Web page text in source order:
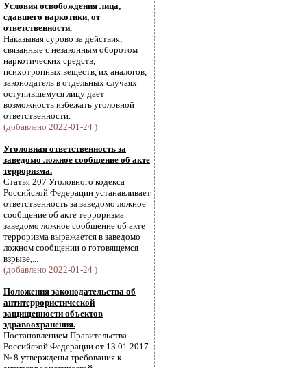
Условия освобождения лица,
сдавшего наркотики, от
ответственности.
Наказывая сурово за действия,
связанные с незаконным оборотом
наркотических средств,
психотропных веществ, их аналогов,
законодатель в отдельных случаях
оступившемуся лицу дает
возможность избежать уголовной
ответственности.
(добавлено 2022-01-24 )
Уголовная ответственность за
заведомо ложное сообщение об акте
терроризма.
Статья 207 Уголовного кодекса
Российской Федерации устанавливает
ответственность за заведомо ложное
сообщение об акте терроризма
заведомо ложное сообщение об акте
терроризма выражается в заведомо
ложном сообщении о готовящемся
взрыве,...
(добавлено 2022-01-24 )
Положения законодательства об
антитеррористической
защищенности объектов
здравоохранения.
Постановлением Правительства
Российской Федерации от 13.01.2017
№ 8 утверждены требования к